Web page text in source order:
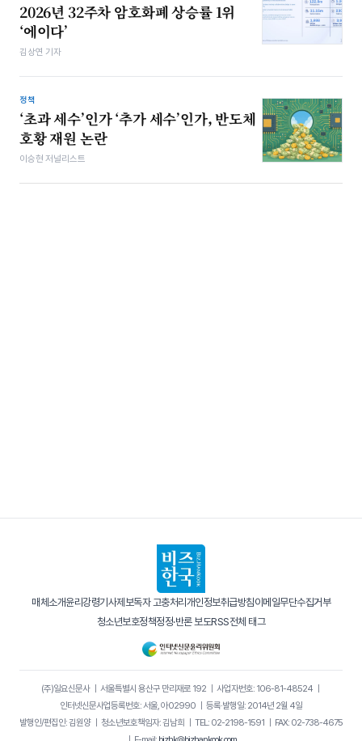
2026년 32주차 암호화폐 상승률 1위
‘에이다’
김상연 기자
정책
‘초과 세수’인가 ‘추가 세수’인가, 반도체
호황 재원 논란
이승현 저널리스트
매체소개윤리강령기사제보독자 고충처리 개인정보취급방침이메일무단수집거부
청소년보호정책정정·반론 보도RSS전체 태그
(주)일요신문사｜ 서울특별시 용산구 만리재로 192｜ 사업자번호: 106-81-48524｜
인터넷신문사업등록번호: 서울, 아02990
등록·발행일: 2014년 2월 4일
발행인/편집인: 김원양｜ 청소년보호책임자: 김남희 TEL: 02-2198-1591
FAX: 02-738-4675